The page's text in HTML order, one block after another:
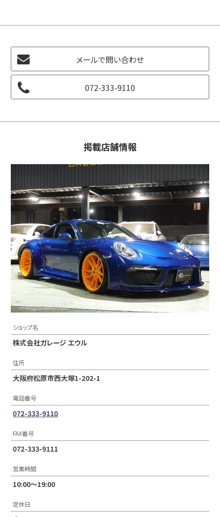
メールで問い合わせ
072-333-9110
掲載店舗情報
ショップ名
株式会社ガレージ エウル
住所
大阪府松原市西大塚1-202-1
電話番号
072-333-9110
FAX番号
072-333-9111
営業時間
10:00〜19:00
定休日